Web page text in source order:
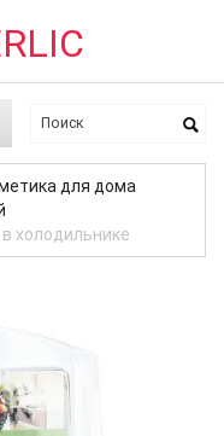
для дома
холодильнике